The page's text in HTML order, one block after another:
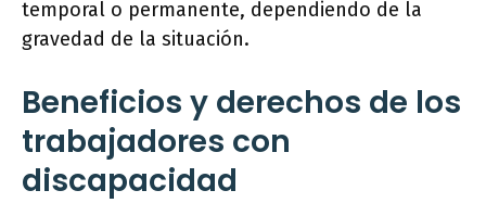
temporal o permanente, dependiendo de la
gravedad de la situación.
Beneficios y derechos de los
trabajadores con
discapacidad